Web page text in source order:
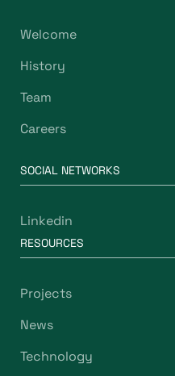
Welcome
History
Team
Careers
SOCIAL NETWORKS
Linkedin
RESOURCES
Projects
News
Technology